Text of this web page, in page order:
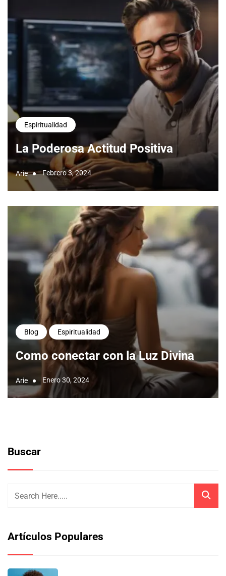
Espiritualidad
La Poderosa Actitud Positiva
Arie Febrero 3, 2024
Blog Espiritualidad
Como conectar con la Luz Divina
Arie Enero 30, 2024
Buscar
Artículos Populares